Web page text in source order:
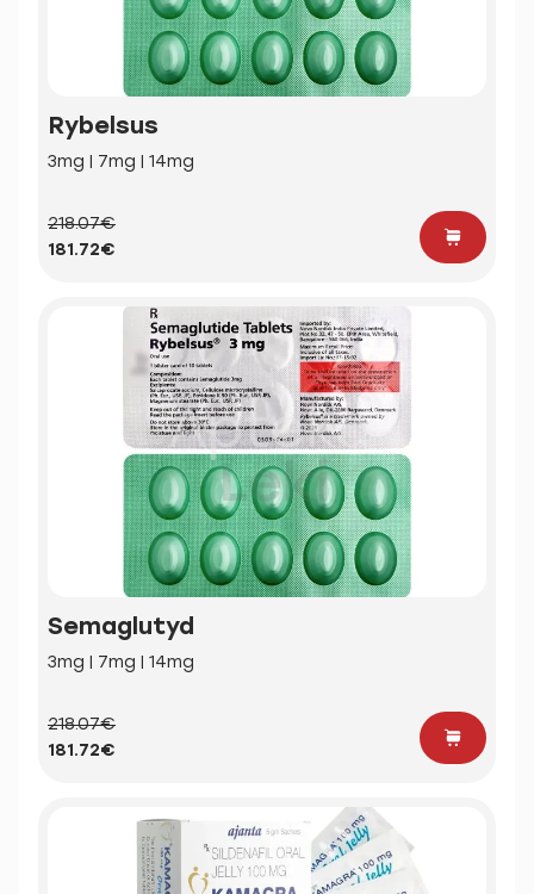
Rybelsus
3mg | 7mg | 14mg
218.07€
181.72€
Semaglutyd
3mg | 7mg | 14mg
218.07€
181.72€